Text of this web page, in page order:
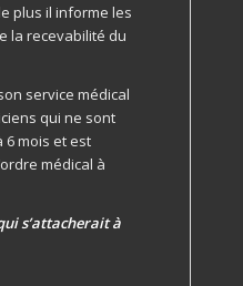
plus il informe les
la recevabilité du
service médical
qui ne sont
6 mois et est
médical à
s’attacherait à